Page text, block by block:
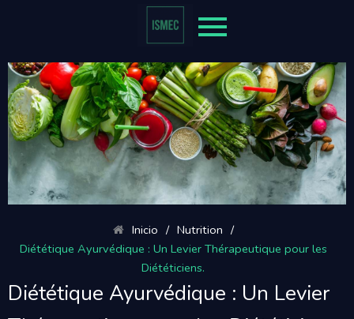
Inicio / Nutrition /
Diététique Ayurvédique : Un Levier Thérapeutique pour les
Diététiciens.
Diététique Ayurvédique : Un Levier